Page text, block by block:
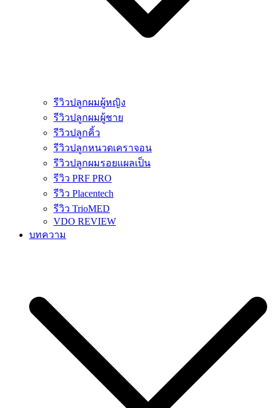
รีวิวปลูกผมผู้หญิง
รีวิวปลูกผมผู้ชาย
รีวิวปลูกคิ้ว
รีวิวปลูกหนวดเคราจอน
รีวิวปลูกผมรอยแผลเป็น
รีวิว PRF PRO
รีวิว Placentech
รีวิว TrioMED
VDO REVIEW
บทความ